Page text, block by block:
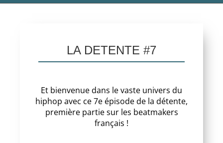
LA DETENTE #7
Et bienvenue dans le vaste univers du
hiphop avec ce 7e épisode de la détente,
première partie sur les beatmakers
français !